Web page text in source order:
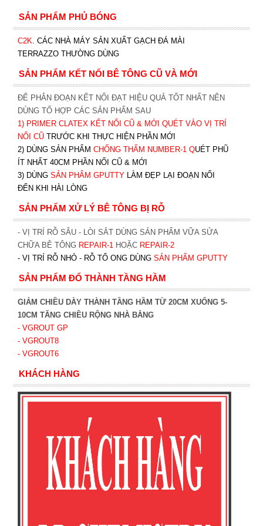
SẢN PHẨM PHỦ BÓNG
C2K. CÁC NHÀ MÁY SẢN XUẤT GẠCH ĐÁ MÀI
TERRAZZO THƯỜNG DÙNG
SẢN PHẨM KẾT NỐI BÊ TÔNG CŨ VÀ MỚI
ĐỂ PHÂN ĐOẠN KẾT NỐI ĐẠT HIỆU QUẢ TỐT NHẤT NÊN
DÙNG TỔ HỢP CÁC SẢN PHẨM SAU
1) PRIMER CLATEX KẾT NỐI CŨ & MỚI QUÉT VÀO VỊ TRÍ
NỐI CŨ TRƯỚC KHI THỰC HIỆN PHẦN MỚI
2) DÙNG SẢN PHẨM CHỐNG THẤM NUMBER-1QUÉT PHŨ
ÍT NHẤT 40CM PHẦN NỐI CŨ & MỚI
3) DÙNG SẢN PHẨM GPUTTY LÀM ĐẸP LẠI ĐOẠN NỐI
ĐẾN KHI HÀI LÒNG
SẢN PHẨM XỬ LÝ BÊ TÔNG BỊ RỖ
- VỊ TRÍ RỖ SÂU - LÒI SẮT DÙNG SẢN PHẨM VỮA SỬA
CHỮA BÊ TÔNG REPAIR-1HOẶC REPAIR-2
- VỊ TRÍ RỖ NHỎ - RỖ TỔ ONG DÙNG SẢN PHẨM GPUTTY
SẢN PHẨM ĐỔ THÀNH TẦNG HẦM
GIẢM CHIỀU DÀY THÀNH TẦNG HẦM TỪ 20CM XUỐNG 5-
10CM TĂNG CHIỀU RỘNG NHÀ BẰNG
- VGROUT GP
- VGROUT8
- VGROUT6
KHÁCH HÀNG